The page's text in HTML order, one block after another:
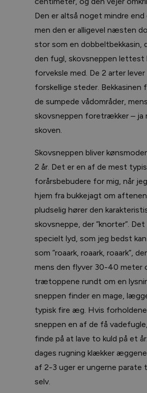
Den er altså noget mindre end
men den er alligevel næsten
stor som en dobbeltbekkasin,
den fugl, skovsneppen lettest
forveksle med. De 2 arter
forskellige steder.
de sumpede vådområder, mens
skovsneppen foretrækker – ja
skoven.
Skovsneppen bliver
2 år. Det er en af de mest
forårsbebudere for mig, når
hjem fra bukkejagt om
pludselig hører den
skovsneppe, der ”knorter”.
specielt lyd, som jeg bedst
som ”roaark, roaark, roaark”,
mens den flyver 30-40 meter
trætoppene rundt om en
sneppen finder en mage,
typisk fire æg. Hvis
sneppen en af de få
finde på at lave to kuld på et
dages rugning klækker
af 2-3 uger er ungerne parate
selv.